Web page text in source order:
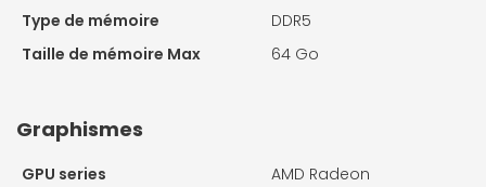
Type de mémoire
DDR5
Taille de mémoire Max
64 Go
Graphismes
GPU series
AMD Radeon